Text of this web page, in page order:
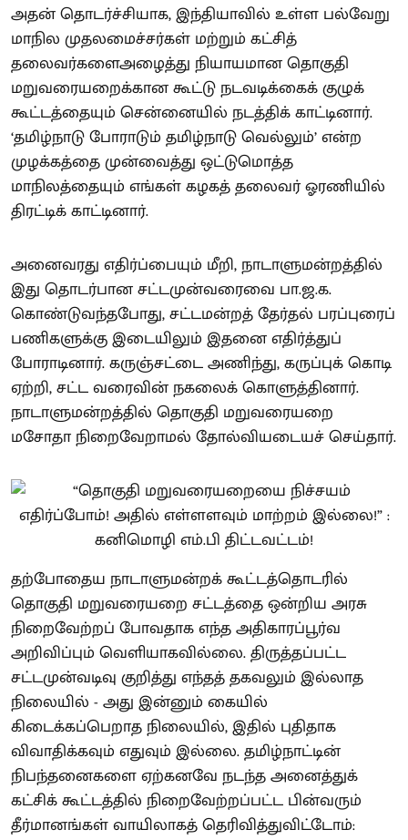
அதன் தொடர்ச்சியாக, இந்தியாவில் உள்ள பல்வேறு
மாநில முதலமைச்சர்கள் மற்றும் கட்சித்
தலைவர்களைஅழைத்து நியாயமான தொகுதி
மறுவரையறைக்கான கூட்டு நடவடிக்கைக் குழுக்
கூட்டத்தையும் சென்னையில் நடத்திக் காட்டினார்.
‘தமிழ்நாடு போராடும் தமிழ்நாடு வெல்லும்’ என்ற
முழக்கத்தை முன்வைத்து ஒட்டுமொத்த
மாநிலத்தையும் எங்கள் கழகத் தலைவர் ஓரணியில்
திரட்டிக் காட்டினார்.
அனைவரது எதிர்ப்பையும் மீறி, நாடாளுமன்றத்தில்
இது தொடர்பான சட்டமுன்வரைவை பா.ஜ.க.
கொண்டுவந்தபோது, சட்டமன்றத் தேர்தல் பரப்புரைப்
பணிகளுக்கு இடையிலும் இதனை எதிர்த்துப்
போராடினார். கருஞ்சட்டை அணிந்து, கருப்புக் கொடி
ஏற்றி, சட்ட வரைவின் நகலைக் கொளுத்தினார்.
நாடாளுமன்றத்தில் தொகுதி மறுவரையறை
மசோதா நிறைவேறாமல் தோல்வியடையச் செய்தார்.
தற்போதைய நாடாளுமன்றக் கூட்டத்தொடரில்
தொகுதி மறுவரையறை சட்டத்தை ஒன்றிய அரசு
நிறைவேற்றப் போவதாக எந்த அதிகாரப்பூர்வ
அறிவிப்பும் வெளியாகவில்லை. திருத்தப்பட்ட
சட்டமுன்வடிவு குறித்து எந்தத் தகவலும் இல்லாத
நிலையில் - அது இன்னும் கையில்
கிடைக்கப்பெறாத நிலையில், இதில் புதிதாக
விவாதிக்கவும் எதுவும் இல்லை. தமிழ்நாட்டின்
நிபந்தனைகளை ஏற்கனவே நடந்த அனைத்துக்
கட்சிக் கூட்டத்தில் நிறைவேற்றப்பட்ட பின்வரும்
தீர்மானங்கள் வாயிலாகத் தெரிவித்துவிட்டோம்: